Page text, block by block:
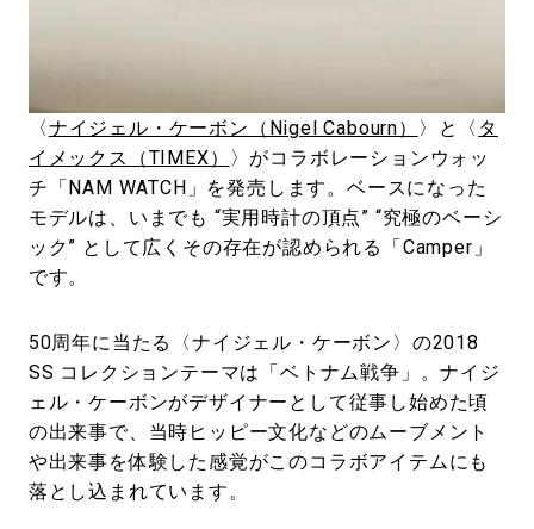
〈ナイジェル・ケーボン（Nigel Cabourn） 〉と〈 タ
イメックス（TIMEX）
〉がコラボレーションウォッ
チ「NAM WATCH」を発売します。ベースになった
モデルは、いまでも “実用時計の頂点” “究極のベーシ
ック” として広くその存在が認められる「Camper」
です。
50周年に当たる〈ナイジェル・ケーボン〉の2018
SS コレクションテーマは「ベトナム戦争」。ナイジ
ェル・ケーボンがデザイナーとして従事し始めた頃
の出来事で、当時ヒッピー文化などのムーブメント
や出来事を体験した感覚がこのコラボアイテムにも
落とし込まれています。